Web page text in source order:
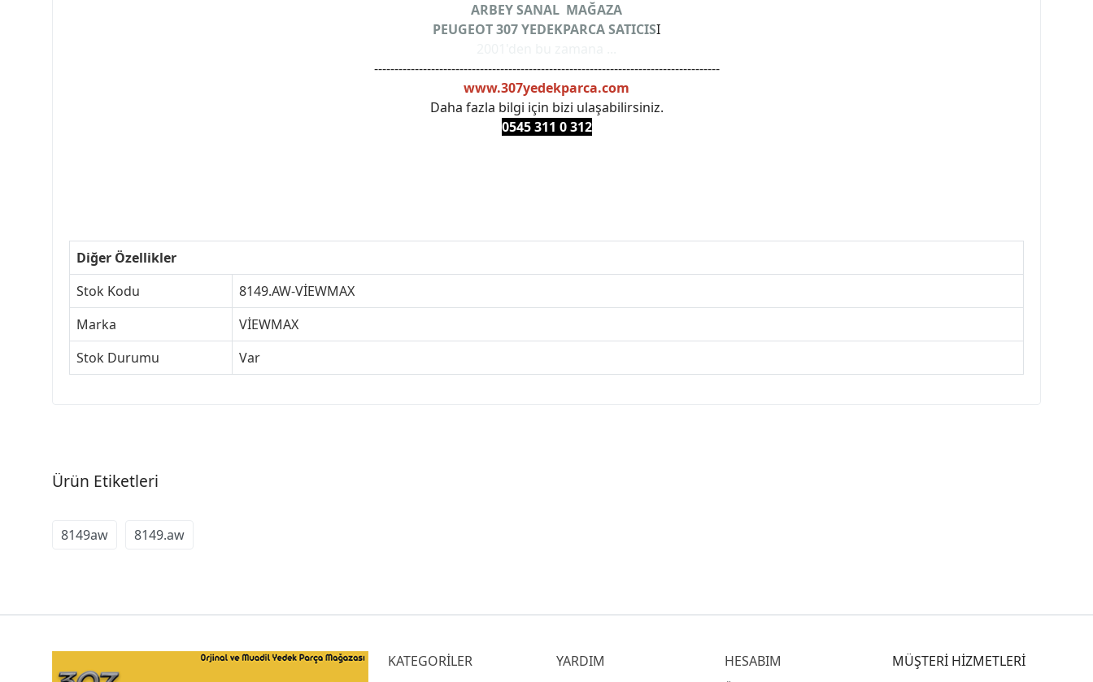
ARBEY SANAL MAĞAZA
PEUGEOT 307 YEDEKPARCA SATICISI
-------------------------------------------------------------------------------------
www.307yedekparca.com
Daha fazla bilgi için bizi ulaşabilirsiniz.
0545 311 0 312
Diğer Özellikler
Stok Kodu
8149.AW-VİEWMAX
Marka
VİEWMAX
Stok Durumu
Var
Ürün Etiketleri
8149aw 8149.aw
KATEGORİLER YARDIM HESABIM MÜŞTERİ HİZMETLERİ